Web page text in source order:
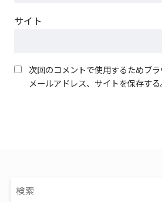
サイト
次回のコメントで使用するためブラ
メールアドレス、サイトを保存する